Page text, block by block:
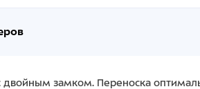
двойным замком. Переноска